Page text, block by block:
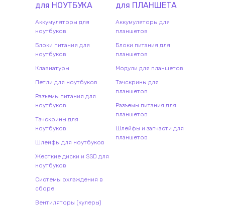
для НОУТБУКА
Аккумуляторы для
ноутбуков
Блоки питания для
ноутбуков
Клавиатуры
Петли для ноутбуков
Разъемы питания для
ноутбуков
Тачскрины для
ноутбуков
Шлейфы для ноутбуков
Жесткие диски и SSD для
ноутбуков
Системы охлаждения в
сборе
Вентиляторы (кулеры)
для ПЛАНШЕТА
Аккумуляторы для
планшетов
Блоки питания для
планшетов
Модули для планшетов
Тачскрины для
планшетов
Разъемы питания для
планшетов
Шлейфы и запчасти для
планшетов